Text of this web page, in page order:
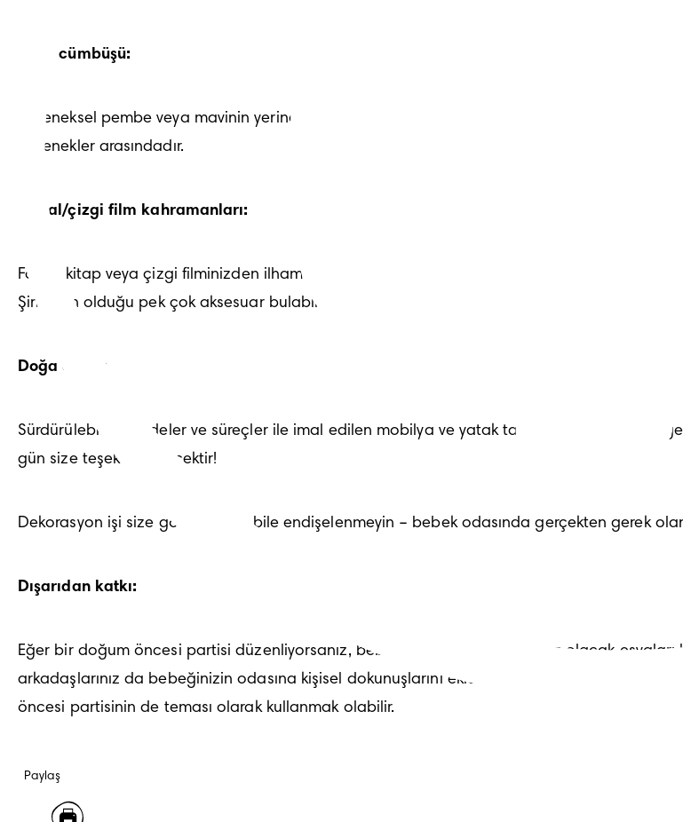
Renk cümbüşü:
Geleneksel pembe veya mavinin yerine odada farklı bir renk veya renk gruplarına
seçenekler arasındadır.
Masal/çizgi film kahramanları:
Favori kitap veya çizgi filminizden ilham alın. Şirin seçeneklerden biri de Şirinler. Yatak
Şirinlerin olduğu pek çok aksesuar bulabilirsiniz.
Doğa dostu:
Sürdürülebilir maddeler ve süreçler ile imal edilen mobilya ve yatak takımları seçerek
gün size teşekkür edecektir!
Dekorasyon işi size göre değilse bile endişelenmeyin – bebek odasında gerçekten gerek
Dışarıdan katkı:
Eğer bir doğum öncesi partisi düzenliyorsanız, bebek odanız için ihtiyacınız olacak eşyaları
arkadaşlarınız da bebeğinizin odasına kişisel dokunuşlarını eklemiş olurlar. Diğer güzel bir
öncesi partisinin de teması olarak kullanmak olabilir.
Paylaş